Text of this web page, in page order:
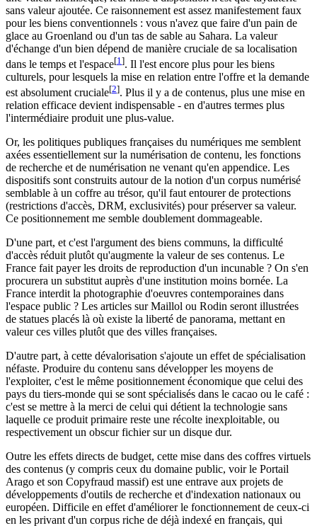
sans valeur ajoutée. Ce raisonnement est assez manifestement faux
pour les biens conventionnels : vous n'avez que faire d'un pain de
glace au Groenland ou d'un tas de sable au Sahara. La valeur
d'échange d'un bien dépend de manière cruciale de sa localisation
dans le temps et l'espace[1 ]. Il l'est encore plus pour les biens
culturels, pour lesquels la mise en relation entre l'offre et la demande
est absolument cruciale[2]. Plus il y a de contenus, plus une mise en
relation efficace devient indispensable - en d'autres termes plus
l'intermédiaire produit une plus-value.
Or, les politiques publiques françaises du numériques me semblent
axées essentiellement sur la numérisation de contenu, les fonctions
de recherche et de numérisation ne venant qu'en appendice. Les
dispositifs sont construits autour de la notion d'un corpus numérisé
semblable à un coffre au trésor, qu'il faut entourer de protections
(restrictions d'accès, DRM, exclusivités) pour préserver sa valeur.
Ce positionnement me semble doublement dommageable.
D'une part, et c'est l'argument des biens communs, la difficulté
d'accès réduit plutôt qu'augmente la valeur de ses contenus. Le
France fait payer les droits de reproduction d'un incunable ? On s'en
procurera un substitut auprès d'une institution moins bornée. La
France interdit la photographie d'oeuvres contemporaines dans
l'espace public ? Les articles sur Maillol ou Rodin seront illustrées
de statues placés là où existe la liberté de panorama, mettant en
valeur ces villes plutôt que des villes françaises.
D'autre part, à cette dévalorisation s'ajoute un effet de spécialisation
néfaste. Produire du contenu sans développer les moyens de
l'exploiter, c'est le même positionnement économique que celui des
pays du tiers-monde qui se sont spécialisés dans le cacao ou le café :
c'est se mettre à la merci de celui qui détient la technologie sans
laquelle ce produit primaire reste une récolte inexploitable, ou
respectivement un obscur fichier sur un disque dur.
Outre les effets directs de budget, cette mise dans des coffres virtuels
des contenus (y compris ceux du domaine public, voir le Portail
Arago et son Copyfraud massif) est une entrave aux projets de
développements d'outils de recherche et d'indexation nationaux ou
européen. Difficile en effet d'améliorer le fonctionnement de ceux-ci
en les privant d'un corpus riche de déjà indexé en français, qui